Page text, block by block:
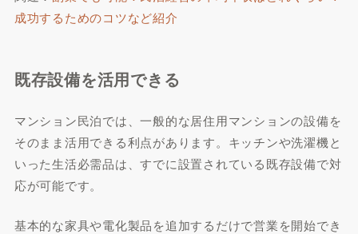
成功するためのコツなど紹介
既存設備を活用できる
マンション民泊では、一般的な居住用マンションの設備を
そのまま活用できる利点があります。キッチンや洗濯機と
いった生活必需品は、すでに設置されている既存設備で対
応が可能です。
基本的な家具や電化製品を追加するだけで営業を開始でき